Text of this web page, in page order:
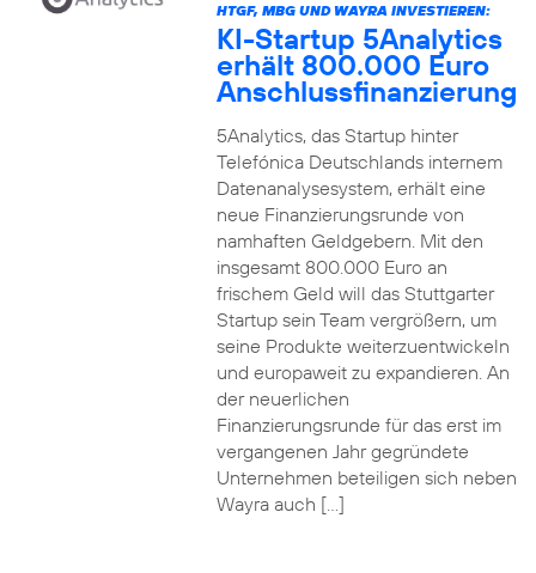
HTGF, MBG UND WAYRA INVESTIEREN:
KI-Startup 5Analytics
erhält 800.000 Euro
Anschlussfinanzierung
5Analytics, das Startup hinter
Telefónica Deutschlands internem
Datenanalysesystem, erhält eine
neue Finanzierungsrunde von
namhaften Geldgebern. Mit den
insgesamt 800.000 Euro an
frischem Geld will das Stuttgarter
Startup sein Team vergrößern, um
seine Produkte weiterzuentwickeln
und europaweit zu expandieren. An
der neuerlichen
Finanzierungsrunde für das erst im
vergangenen Jahr gegründete
Unternehmen beteiligen sich neben
Wayra auch […]